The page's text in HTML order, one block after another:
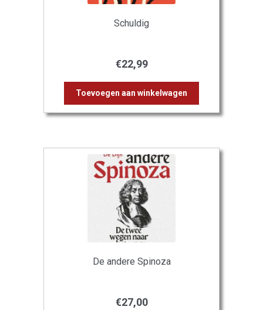
Schuldig
€22,99
Toevoegen aan winkelwagen
De andere Spinoza
€27,00